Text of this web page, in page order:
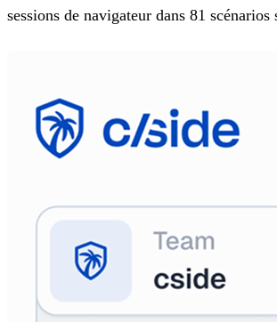
sessions de navigateur dans 81 scénarios